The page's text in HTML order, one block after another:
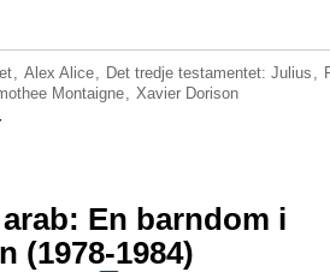
, Alex Alice, Det tredje testamentet: Julius ,
Montaigne, Xavier Dorison
En barndom i
(1978-1984)